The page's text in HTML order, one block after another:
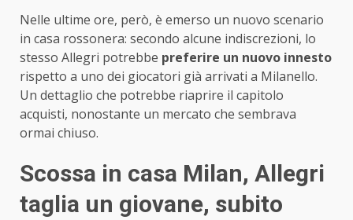
Nelle ultime ore, però, è emerso un nuovo scenario
in casa rossonera: secondo alcune indiscrezioni, lo
stesso Allegri potrebbe preferire un nuovo innesto
rispetto a uno dei giocatori già arrivati a Milanello.
Un dettaglio che potrebbe riaprire il capitolo
acquisti, nonostante un mercato che sembrava
ormai chiuso.
Scossa in casa Milan, Allegri
taglia un giovane, subito